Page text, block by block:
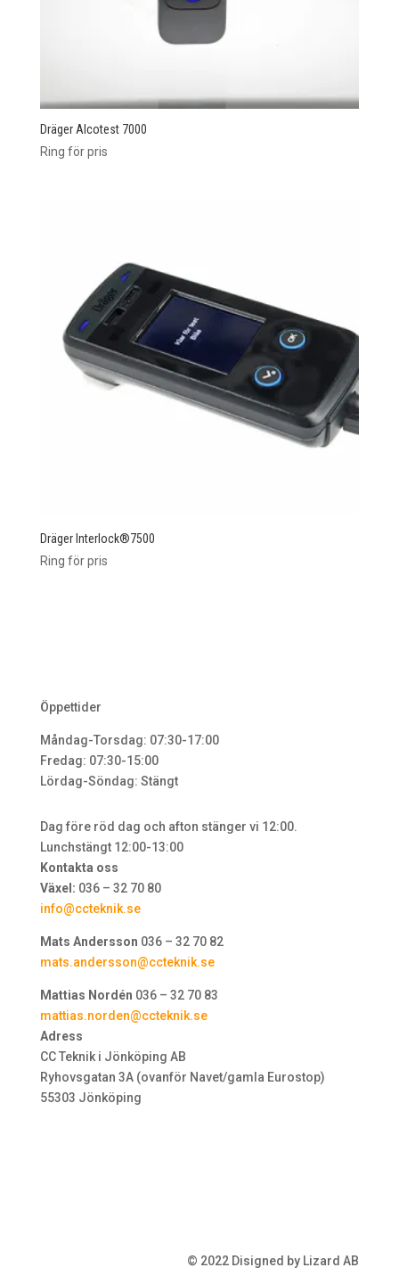
Dräger Alcotest 7000
Ring för pris
Dräger Interlock®7500
Ring för pris
Öppettider
Måndag-Torsdag: 07:30-17:00
Fredag: 07:30-15:00
Lördag-Söndag: Stängt
Dag före röd dag och afton stänger vi 12:00.
Lunchstängt 12:00-13:00
Kontakta oss
Växel: 036 – 32 70 80
info@ccteknik.se
Mats Andersson 036 – 32 70 82
mats.andersson@ccteknik.se
Mattias Nordén 036 – 32 70 83
mattias.norden@ccteknik.se
Adress
CC Teknik i Jönköping AB
Ryhovsgatan 3A (ovanför Navet/gamla Eurostop)
55303 Jönköping
© 2022 Disigned by Lizard AB